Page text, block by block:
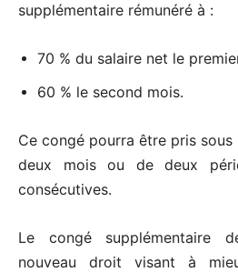
supplémentaire rémunéré à :
70 % du salaire net le
60 % le second mois.
Ce congé pourra être pris sous
deux mois ou de deux
consécutives.
Le congé supplémentaire
nouveau droit visant à